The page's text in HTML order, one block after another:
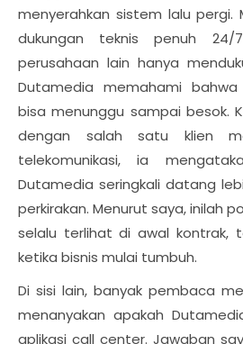
menyerahkan sistem lalu pergi.
dukungan teknis penuh 24/
perusahaan lain hanya
Dutamedia memahami
bisa menunggu sampai besok.
dengan salah satu klien
telekomunikasi, ia
Dutamedia seringkali datang
perkirakan. Menurut saya, inilah
selalu terlihat di awal kontrak,
ketika bisnis mulai tumbuh.
Di sisi lain, banyak pembaca
menanyakan apakah
aplikasi call center. Jawaban